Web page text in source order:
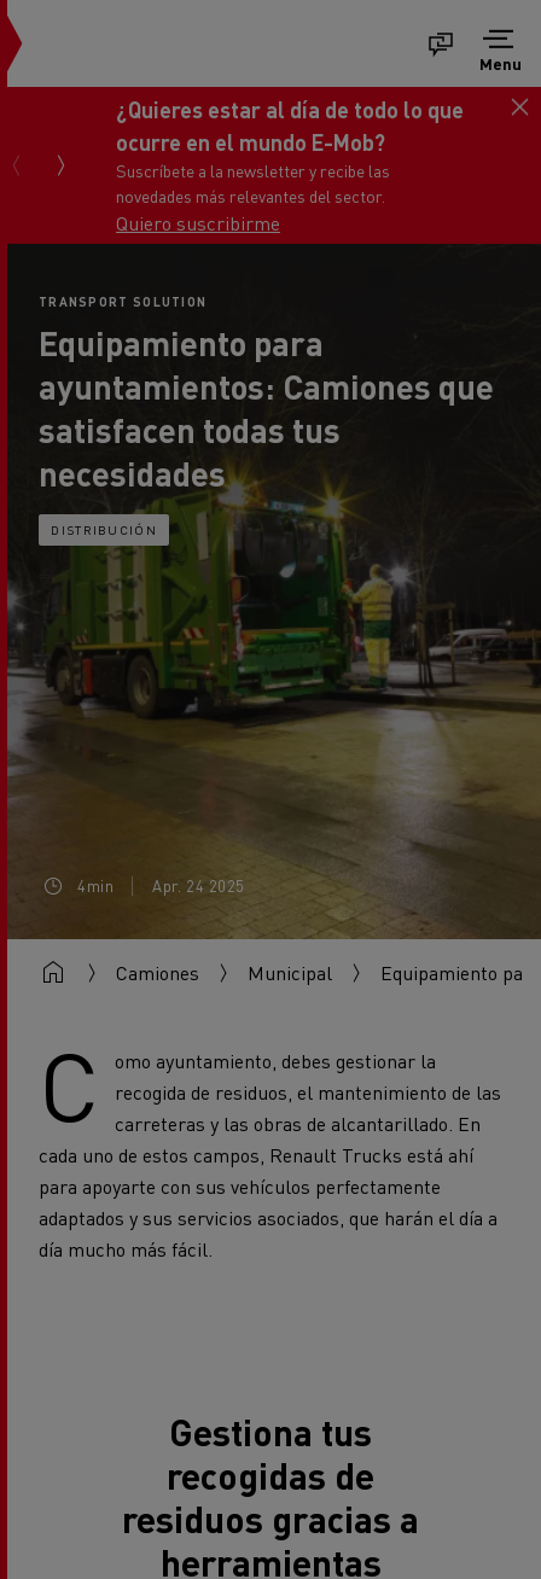
Menu
Consigue tu nuevo Renault Trucks
Master
Ponte en contacto con nosotros
Equipamiento para
ayuntamientos: Camiones que
satisfacen todas tus
necesidades
DISTRIBUCIÓN
Municipal Equipamiento
C
carreteras y las obras de alcantarillado. En
cada uno de estos campos, Renault Trucks está ahí
para apoyarte con sus vehículos perfectamente
adaptados y sus servicios asociados, que harán el día a
día mucho más fácil.
recogidas de
residuos gracias a
herramientas
eficaces